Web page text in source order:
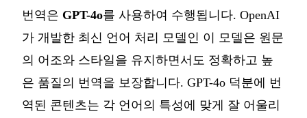
번역은 GPT-4o를 사용하여 수행됩니다. OpenAI
가 개발한 최신 언어 처리 모델인 이 모델은 원문
의 어조와 스타일을 유지하면서도 정확하고 높
은 품질의 번역을 보장합니다. GPT-4o 덕분에 번
역된 콘텐츠는 각 언어의 특성에 맞게 잘 어울리